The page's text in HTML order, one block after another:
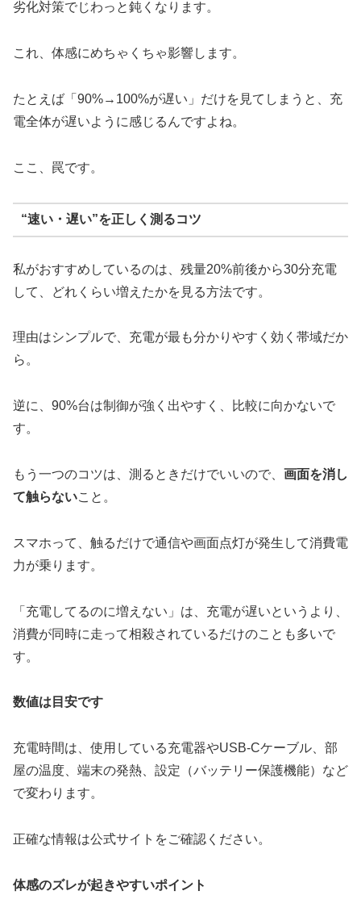
劣化対策でじわっと鈍くなります。
これ、体感にめちゃくちゃ影響します。
たとえば「90%→100%が遅い」だけを見てしまうと、充
電全体が遅いように感じるんですよね。
ここ、罠です。
“速い・遅い”を正しく測るコツ
私がおすすめしているのは、残量20%前後から30分充電
して、どれくらい増えたかを見る方法です。
理由はシンプルで、充電が最も分かりやすく効く帯域だか
ら。
逆に、90%台は制御が強く出やすく、比較に向かないで
す。
もう一つのコツは、測るときだけでいいので、 画面を消し
て触らないこと。
スマホって、触るだけで通信や画面点灯が発生して消費電
力が乗ります。
「充電してるのに増えない」は、充電が遅いというより、
消費が同時に走って相殺されているだけのことも多いで
す。
数値は目安です
充電時間は、使用している充電器やUSB-Cケーブル、部
屋の温度、端末の発熱、設定（バッテリー保護機能）など
で変わります。
正確な情報は公式サイトをご確認ください。
体感のズレが起きやすいポイント